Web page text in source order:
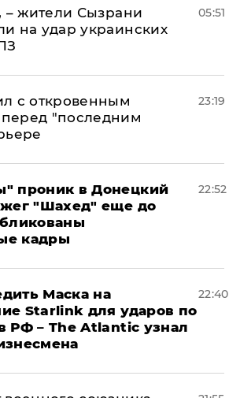
– жители Сызрани
на удар украинских
05:51
с откровенным
"последним
23:19
проник в Донецкий
"Шахед" еще до
кадры
22:52
Маска на
Starlink для ударов по
РФ – The Atlantic узнал
22:40